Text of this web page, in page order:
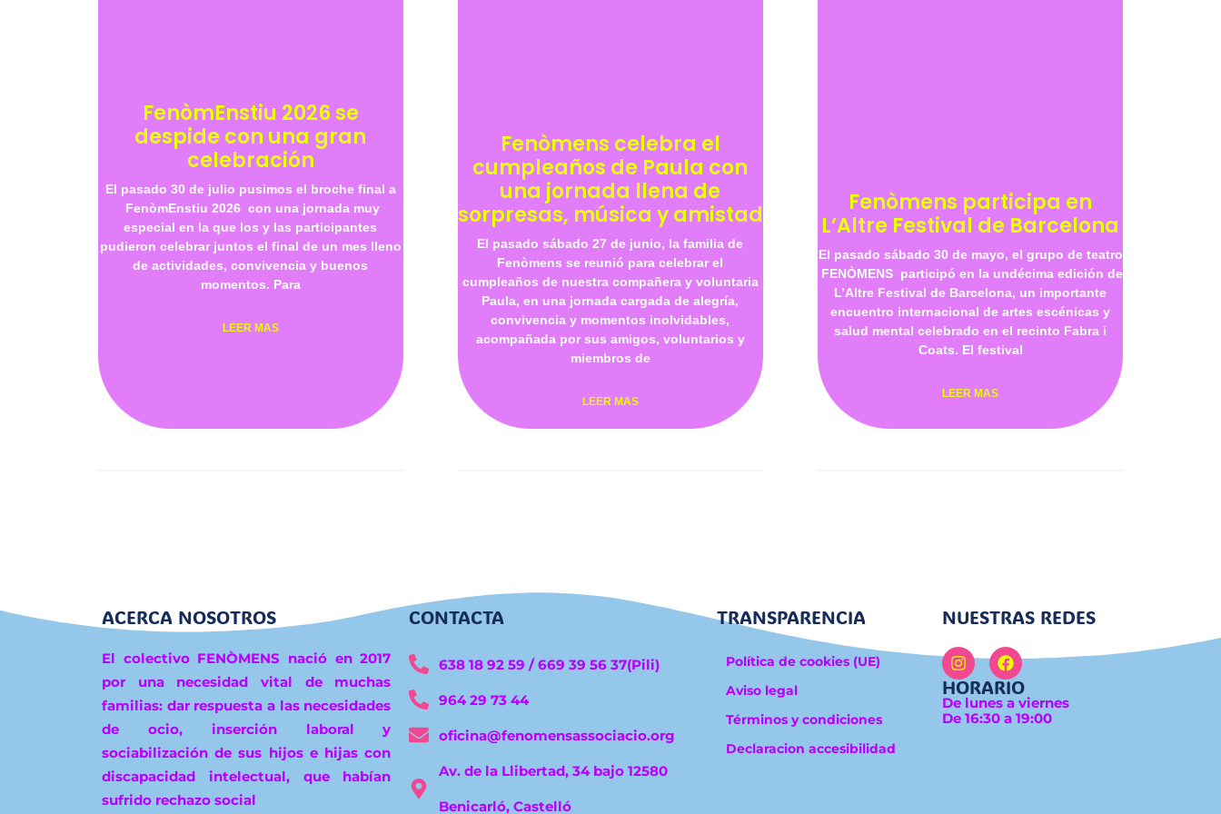
FenòmEnstiu 2026 se
despide con una gran
celebración
El pasado 30 de julio pusimos el broche final a
FenòmEnstiu 2026 con una jornada muy
especial en la que los y las participantes
pudieron celebrar juntos el final de un mes lleno
de actividades, convivencia y buenos
momentos. Para
LEER MAS
Fenòmens celebra el
cumpleaños de Paula con
una jornada llena de
sorpresas, música y amistad
El pasado sábado 27 de junio, la familia de
Fenòmens se reunió para celebrar el
cumpleaños de nuestra compañera y voluntaria
Paula, en una jornada cargada de alegría,
convivencia y momentos inolvidables,
acompañada por sus amigos, voluntarios y
miembros de
LEER MAS
Fenòmens participa en
L’Altre Festival de Barcelona
El pasado sábado 30 de mayo, el grupo de teatro
FENÒMENS participó en la undécima edición de
L’Altre Festival de Barcelona, un importante
encuentro internacional de artes escénicas y
salud mental celebrado en el recinto Fabra i
Coats. El festival
LEER MAS
ACERCA NOSOTROS
El colectivo FENÒMENS nació en 2017
por una necesidad vital de muchas
familias: dar respuesta a las necesidades
de ocio, inserción laboral y
sociabilización de sus hijos e hijas con
discapacidad intelectual, que habían
sufrido rechazo social
CONTACTA
638 18 92 59 / 669 39 56 37(Pili)
964 29 73 44
oficina@fenomensassociacio.org
Av. de la Llibertad, 34 bajo 12580
Benicarló, Castelló
TRANSPARENCIA
Política de cookies (UE)
Aviso legal
Términos y condiciones
Declaracion accesibilidad
NUESTRAS REDES
HORARIO
De lunes a viernes
De 16:30 a 19:00